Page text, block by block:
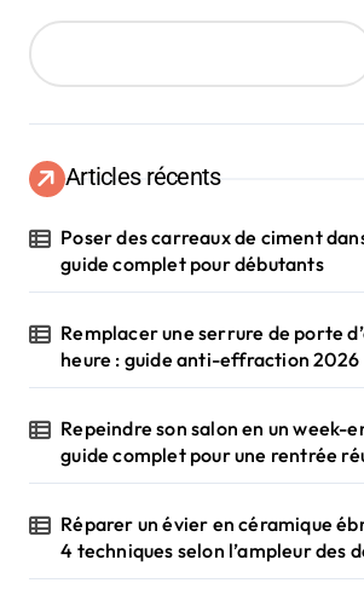
Articles récents
Poser des carreaux de ciment
guide complet pour débutants
Remplacer une serrure de porte
heure : guide anti-effraction 2026
Repeindre son salon en un week-
guide complet pour une rentrée
Réparer un évier en céramique
4 techniques selon l’ampleur des